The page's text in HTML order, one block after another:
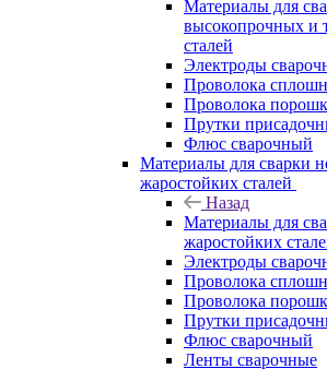
Материалы для
высокопрочных и
сталей
Электроды
Проволока
Проволока
Прутки
Флюс сварочный
Материалы для сварки
жаростойких сталей
Назад
Материалы для
жаростойких
Электроды
Проволока
Проволока
Прутки
Флюс сварочный
Ленты сварочные